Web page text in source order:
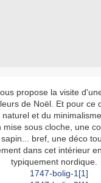
propose la visite
de Noël. Et pour ce
et du
mise sous cloche, une
bref, une déco
dans cet intérieur
typiquement nordique.